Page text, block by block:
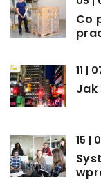
Co
11 |
Jak
15 |